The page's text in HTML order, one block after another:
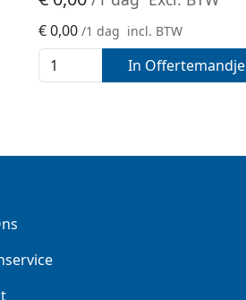
€0,00 /1 dag incl. BTW
In Offertemandje